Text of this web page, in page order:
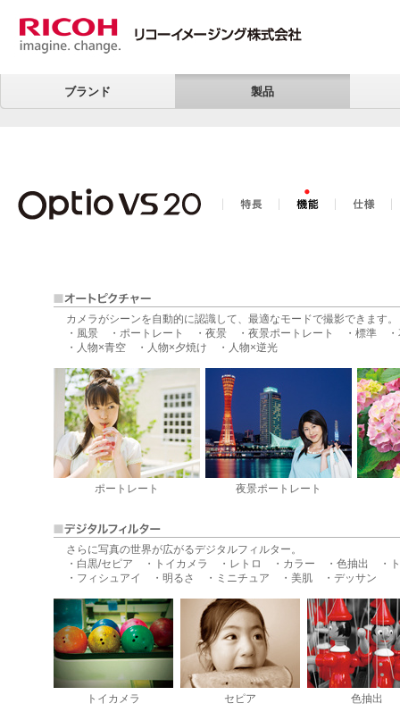
ブランド 製品
カメラがシーンを自動的に認識して、最適なモードで撮影できます。
・風景 ・ポートレート ・夜景 ・夜景ポートレート ・標準
・人物×青空 ・人物×夕焼け ・人物×逆光
ポートレート 夜景ポートレート
さらに写真の世界が広がるデジタルフィルター。
・白黒/セピア ・トイカメラ ・レトロ ・カラー ・色抽出 ・
・フィシュアイ ・明るさ ・ミニチュア ・美肌 ・デッサン
トイカメラ セピア 色抽出